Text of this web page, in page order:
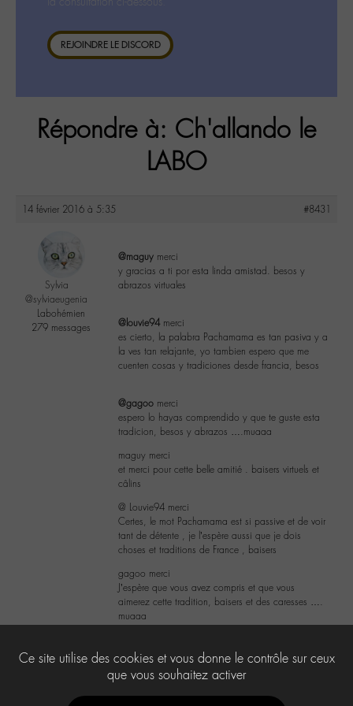
REJOINDRE LE DISCORD
Répondre à: Ch'allando le
LABO
14 février 2016 à 5:35 #8431
Sylvia
@sylviaeugenia
Labohémien
279 messages
@maguy merci
y gracias a ti por esta linda amistad. besos y
abrazos virtuales
@louvie94merci
es cierto, la palabra Pachamama es tan pasiva y a
la ves tan relajante, yo tambien espero que me
cuenten cosas y tradiciones desde francia, besos
@gagoo merci
espero lo hayas comprendido y que te guste esta
tradicion, besos y abrazos ….muaaa
maguy merci
et merci pour cette belle amitié . baisers virtuels et
câlins
@ Louvie94 merci
Certes, le mot Pachamama est si passive et de voir
tant de détente , je l’espère aussi que je dois
choses et traditions de France , baisers
gagoo merci
J’espère que vous avez compris et que vous
aimerez cette tradition, baisers et des caresses ….
muaaa
Ce site utilise des cookies et vous donne le contrôle sur ceux
que vous souhaitez activer